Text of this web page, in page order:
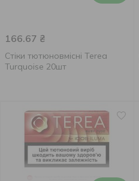
166.67 ₴
Стіки тютюновмісні Terea
Turquoise 20шт